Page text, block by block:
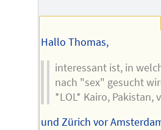
Autors
Hallo Thomas,
interessant ist, in
nach "sex" gesucht
*LOL* Kairo, Pakistan,
und Zürich vor